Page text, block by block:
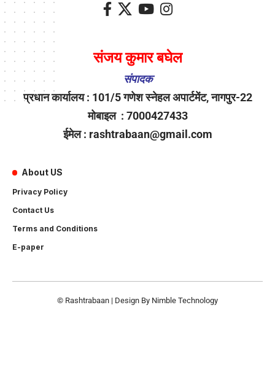
संजय कुमार बघेल
संपादक
प्रधान कार्यालय : 101/5 गणेश स्नेहल अपार्टमेंट, नागपुर-22
मोबाइल : 7000427433
ईमेल : rashtrabaan@gmail.com
About US
Privacy Policy
Contact Us
Terms and Conditions
E-paper
© Rashtrabaan | Design By Nimble Technology